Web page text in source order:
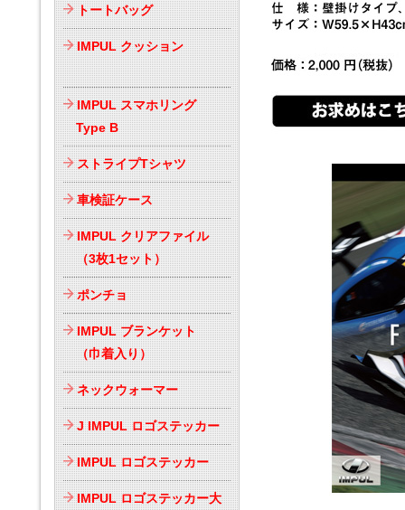
トートバッグ
IMPUL クッション
IMPUL スマホリング
Type B
ストライプTシャツ
車検証ケース
IMPUL クリアファイル
（3枚1セット）
ポンチョ
IMPUL ブランケット
（巾着入り）
ネックウォーマー
J IMPUL ロゴステッカー
IMPUL ロゴステッカー
IMPUL ロゴステッカー大